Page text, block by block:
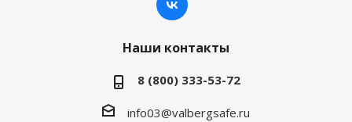
Наши контакты
8 (800) 333-53-72
info03@valbergsafe.ru